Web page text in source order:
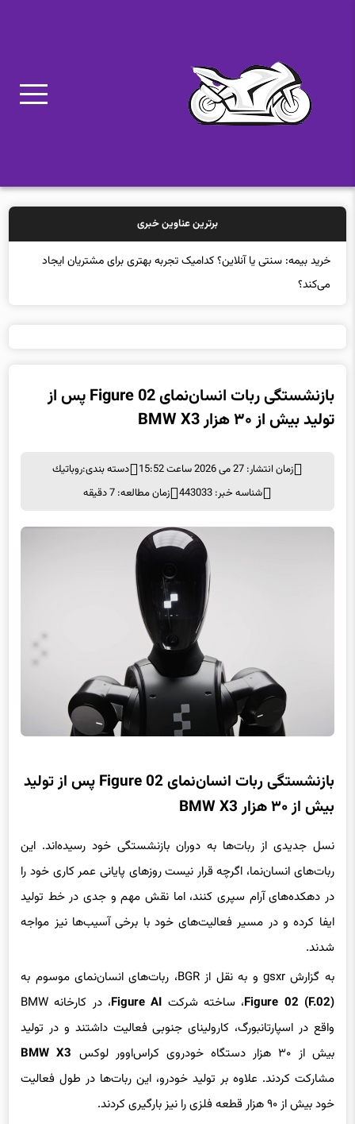
برترین عناوین خبری
خرید
تولید بیش از ۳۰ هزار BMW X3
شناسه خبر: 443033
زمان مطالعه: 7 دقیقه
بیش از ۳۰ هزار BMW X3
ربات‌های انسان‌نما، اگرچه قرار نیست روزهای پایانی عمر کاری خود را
در دهکده‌های آرام سپری کنند، اما نقش مهم و جدی در خط تولید
ایفا کرده و در مسیر فعالیت‌های خود با برخی آسیب‌ها نیز مواجه
شدند.
به گزارش gsxr و به نقل از BGR، ربات‌های انسان‌نمای موسوم به
Figure 02 (F.02)، ساخته شرکتFigure AI
، در کارخانه BMW
واقع در اسپارتانبورگ، کارولینای جنوبی فعالیت داشتند و در تولید
بیش از ۳۰ هزار دستگاه خودروی کراس‌اوور لوکس
BMW X3
مشارکت کردند. علاوه بر تولید خودرو، این ربات‌ها در طول فعالیت
خود بیش از ۹۰ هزار قطعه فلزی را نیز بارگیری کردند.
برنامه کاری این ربات‌ها به مدت۱۱ ماه
ادامه یافت و در طی این مدت،